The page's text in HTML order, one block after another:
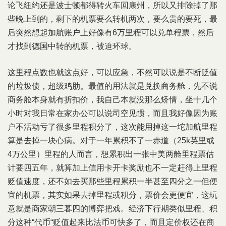
论飞纽约还是波士顿都得转火车回康州，所以又排除掉了那
些晚上到的，剩下的机票要么转机两次，要么贵的要死，最
后突然想起加航账户上好像有6万里程可以兑单程票，然后
才找到德国中转的机票，被迫环球。
这里程点数也就这点好，可以应急，不然可以说是不断贬值
的垃圾债，超级鸡肋。最值的用法就是兑换商务舱，先不说
商务舱本身就有折扣价，我自己本就没那么矫情，坐十几个
小时对我日常在家办公可以说司空见惯，而且我好像因为账
户不活动亏了很多里程积分了，这次能用掉这一坨加航里程
算是去掉一块心病。对于一年累积不了一赤道（25k英里或
4万公里）里程的人而言，想累积出一张中美两舱里程票估
计要四五年，就算加上信用卡开卡奖励也不一定赶得上里程
贬值速度，还不如去买那些里程累积一半甚至四分之一但便
宜的机票，其实如果去掉里程或积分，票价会更便宜，这玩
意就是商家朝三暮四的博弈把戏。经济下行期类似里程、积
分这种“代币“贬值起来比法币可快多了，而且定价权还在商